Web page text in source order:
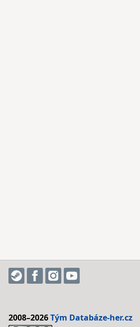
2008–2026Tým Databáze-her.cz